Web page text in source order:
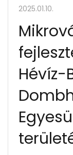
2025.01.10.
Hévíz-